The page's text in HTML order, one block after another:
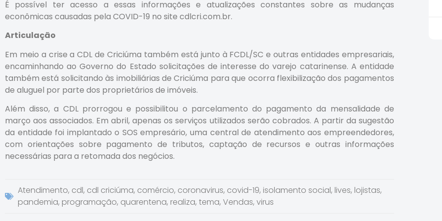
É possível ter acesso a essas informações e atualizações constantes sobre as mudanças
econômicas causadas pela COVID-19 no site cdlcri.com.br.
Articulação
Em meio a crise a CDL de Criciúma também está junto à FCDL/SC e outras entidades empresariais,
encaminhando ao Governo do Estado solicitações de interesse do varejo catarinense. A entidade
também está solicitando às imobiliárias de Criciúma para que ocorra flexibilização dos pagamentos
de aluguel por parte dos proprietários de imóveis.
Além disso, a CDL prorrogou e possibilitou o parcelamento do pagamento da mensalidade de
março aos associados. Em abril, apenas os serviços utilizados serão cobrados. A partir da sugestão
da entidade foi implantado o SOS empresário, uma central de atendimento aos empreendedores,
com orientações sobre pagamento de tributos, captação de recursos e outras informações
necessárias para a retomada dos negócios.
Atendimento, cdl, cdl criciúma, comércio, coronavirus, covid-19, isolamento social, lives, lojistas,
pandemia, programação, quarentena, realiza, tema, Vendas, virus